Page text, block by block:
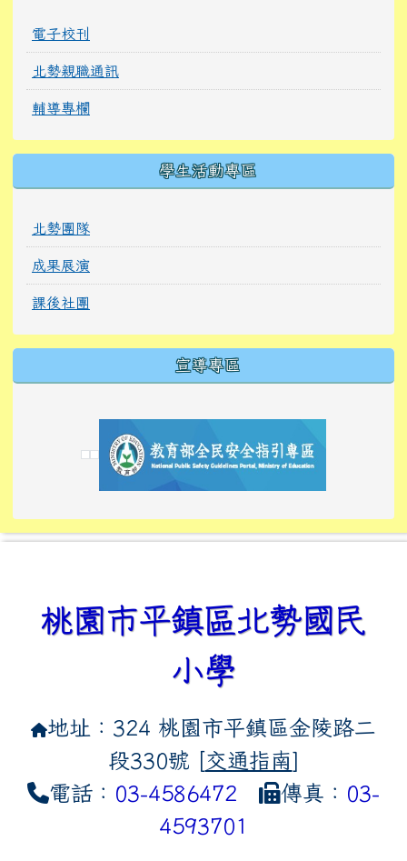
電子校刊
北勢親職通訊
輔導專欄
學生活動專區
北勢團隊
成果展演
課後社團
宣導專區
link to https://
link to https://10000.gov.tw/
link to https://
link to https://10000.gov.tw/
link to https://
link to https://
link to https://i.win.org.tw/
link to https://
link to https://
link to https://
link to https://
桃園市平鎮區北勢國民
小學
地址：324 桃園市平鎮區金陵路二
段330號 [交通指南]
電話： 03-4586472 傳真： 03-
4593701